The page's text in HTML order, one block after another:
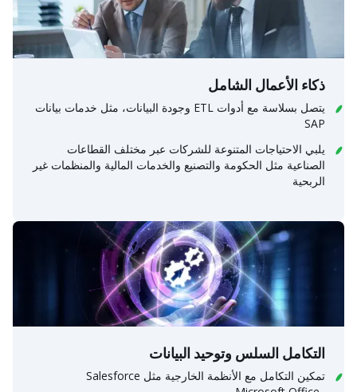
ذكاء الأعمال الشامل
يتصل بسلاسة مع أدوات ETL وجودة البيانات، مثل خدمات بيانات
SAP
يلبي الاحتياجات المتنوعة للشركات عبر مختلف القطاعات
الصناعية مثل الحكومة والتصنيع والخدمات المالية والمنظمات غير
الربحية
التكامل السلس وتوحيد البيانات
تمكين التكامل مع الأنظمة الخارجية مثل Salesforce